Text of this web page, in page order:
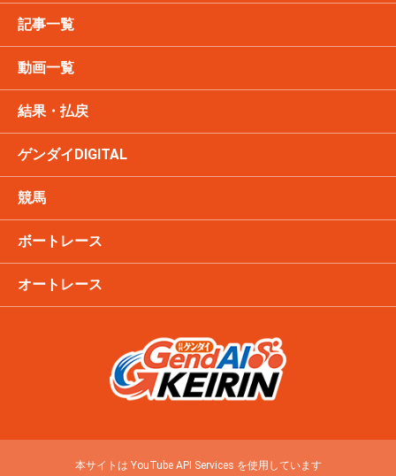
記事一覧
動画一覧
結果・払戻
ゲンダイDIGITAL
競馬
ボートレース
オートレース
本サイトは YouTube API Services を使用しています